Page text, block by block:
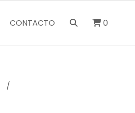
CONTACTO 0